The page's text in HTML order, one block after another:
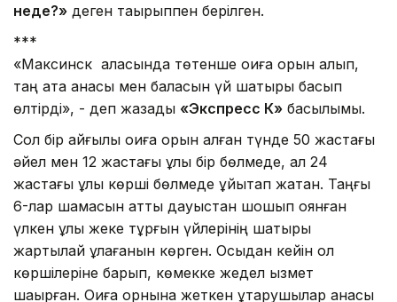
неде?» деген тақырыппен берілген.
***
«Максинск қаласында төтенше оқиға орын алып,
таң ата анасы мен баласын үй шатыры басып
өлтірді», - деп жазады «Экспресс К» басылымы.
Сол бір қайғылы оқиға орын алған түнде 50 жастағы
әйел мен 12 жастағы ұлы бір бөлмеде, ал 24
жастағы ұлы көрші бөлмеде ұйықтап жатқан. Таңғы
6-лар шамасын қатты дауыстан шошып оянған
үлкен ұлы жеке тұрғын үйлерінің шатыры
жартылай құлағанын көрген. Осыдан кейін ол
көршілеріне барып, көмекке жедел қызмет
шақырған. Оқиға орнына жеткен құтқарушылар анасы